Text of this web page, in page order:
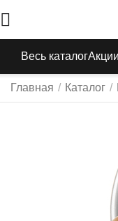
Весь каталог
Главная / Каталог /